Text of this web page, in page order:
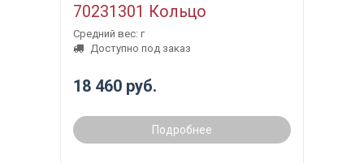
70231301 Кольцо
Средний вес: г
Доступно под заказ
18 460 руб.
Подробнее